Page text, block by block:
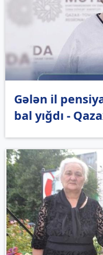
Gələn il
bal yığdı -